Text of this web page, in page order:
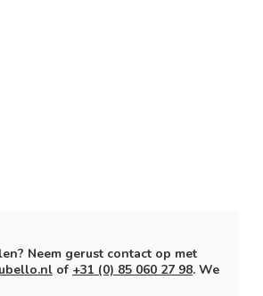
Neem gerust contact op met
of +31 (0) 85 060 27 98. We